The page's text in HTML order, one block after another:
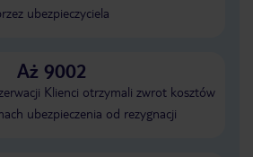
ubezpieczyciela
Aż 9002
Klienci otrzymali zwrot kosztów
ubezpieczenia od rezygnacji